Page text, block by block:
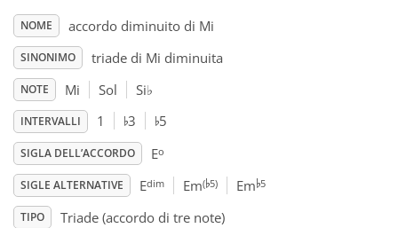
English
Español
NOME accordo diminuito di Mi
SINONIMO triade di Mi diminuita
NOTE Mi Sol Si♭
INTERVALLI 1 ♭3 ♭5
SIGLA DELL’ACCORDO Eo
SIGLE ALTERNATIVE Edim Em(♭5) Em♭5
TIPO Triade (accordo di tre note)